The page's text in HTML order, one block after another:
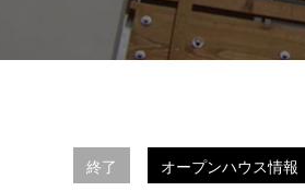
終了 オープンハウス情報